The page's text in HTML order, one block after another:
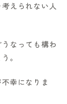
えられない人
なっても構わ
。
幸になりま